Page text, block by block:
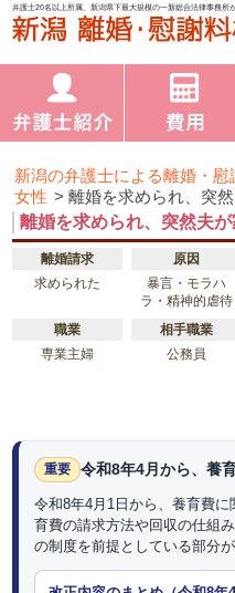
弁護士20名以上所属、新潟県下最大規模の一新総合法律事務所
新潟の弁護士による離婚・慰
女性 >離婚を求められ、突
離婚を求められ、突然夫
離婚請求 原因
求められた
暴言・モラハ
ラ・精神的虐待
職業 相手職業
専業主婦
公務員
重要 令和8年4月から、養
令和8年4月1日から、養育費
育費の請求方法や回収の仕組
の制度を前提としている部分